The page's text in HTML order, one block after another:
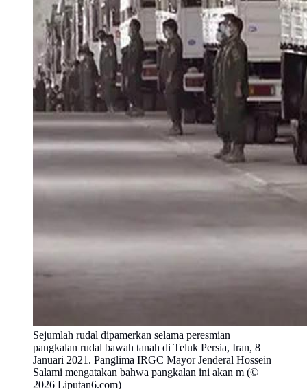
Sejumlah rudal dipamerkan selama peresmian
pangkalan rudal bawah tanah di Teluk Persia, Iran, 8
Januari 2021. Panglima IRGC Mayor Jenderal Hossein
Salami mengatakan bahwa pangkalan ini akan m (©
2026 Liputan6.com)